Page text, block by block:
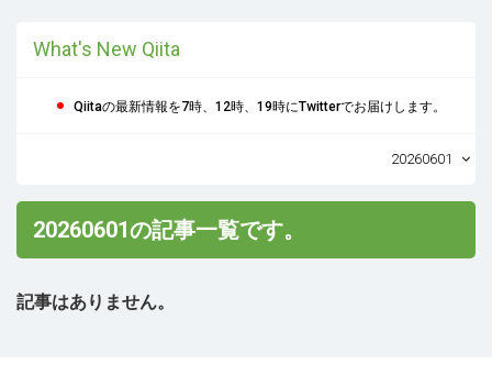
What's New Qiita
Qiitaの最新情報を7時、12時、19時にTwitterでお届けします。
20260601
20260601の記事一覧です。
記事はありません。